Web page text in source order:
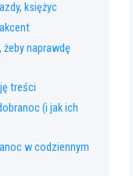
księżyc
naprawdę
treści
(i jak ich
w codziennym